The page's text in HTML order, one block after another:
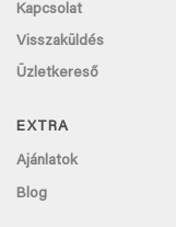
Kapcsolat
Visszaküldés
Üzletkereső
EXTRA
Ajánlatok
Blog